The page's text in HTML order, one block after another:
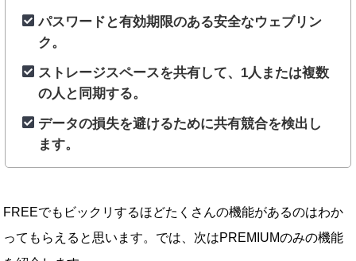
パスワードと有効期限のある安全なウェブリン
ク。
ストレージスペースを共有して、1人または複数
の人と同期する。
データの損失を避けるために共有競合を検出し
ます。
FREEでもビックリするほどたくさんの機能があるのはわか
ってもらえると思います。では、次はPREMIUMのみの機能